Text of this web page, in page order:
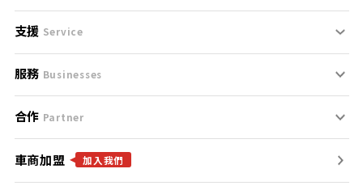
刊登規範
服務條款
免責聲明
隱私權政策
支援 Service
支援中心
聯絡我們
服務 Businesses
什麼是Goo鑑定？
找好車
合作 Partner
合作夥伴
車商加盟 加入我們